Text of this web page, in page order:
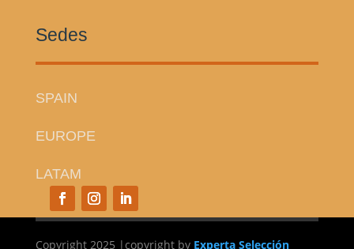
Sedes
SPAIN
EUROPE
LATAM
Copyright 2025 | copyrightby Experta Selección